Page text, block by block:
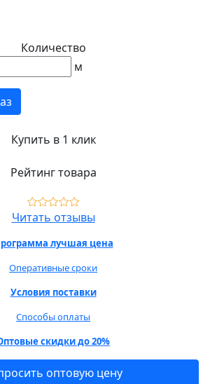
Количество
м
Купить в 1 клик
Рейтинг товара
Читать отзывы
лучшая цена
Оперативные сроки
Условия поставки
Способы оплаты
скидки до 20%
оптовую цену